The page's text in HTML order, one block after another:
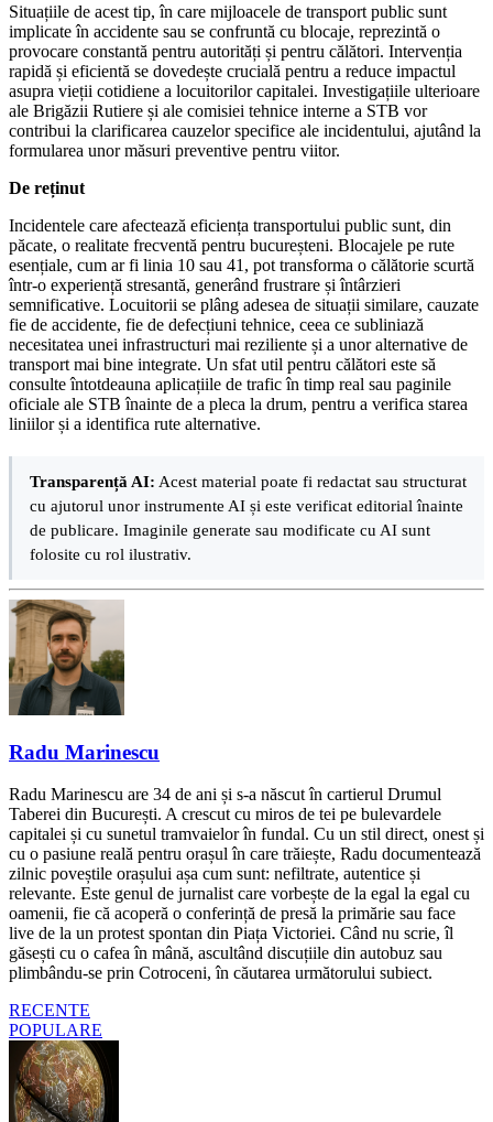
Situațiile de acest tip, în care mijloacele de transport public sunt
implicate în accidente sau se confruntă cu blocaje, reprezintă o
provocare constantă pentru autorități și pentru călători. Intervenția
rapidă și eficientă se dovedește crucială pentru a reduce impactul
asupra vieții cotidiene a locuitorilor capitalei. Investigațiile ulterioare
ale Brigăzii Rutiere și ale comisiei tehnice interne a STB vor
contribui la clarificarea cauzelor specifice ale incidentului, ajutând la
formularea unor măsuri preventive pentru viitor.
De reținut
Incidentele care afectează eficiența transportului public sunt, din
păcate, o realitate frecventă pentru bucureșteni. Blocajele pe rute
esențiale, cum ar fi linia 10 sau 41, pot transforma o călătorie scurtă
într-o experiență stresantă, generând frustrare și întârzieri
semnificative. Locuitorii se plâng adesea de situații similare, cauzate
fie de accidente, fie de defecțiuni tehnice, ceea ce subliniază
necesitatea unei infrastructuri mai reziliente și a unor alternative de
transport mai bine integrate. Un sfat util pentru călători este să
consulte întotdeauna aplicațiile de trafic în timp real sau paginile
oficiale ale STB înainte de a pleca la drum, pentru a verifica starea
liniilor și a identifica rute alternative.
Transparență AI: Acest material poate fi redactat sau structurat
cu ajutorul unor instrumente AI și este verificat editorial înainte
de publicare. Imaginile generate sau modificate cu AI sunt
folosite cu rol ilustrativ.
Radu Marinescu
Radu Marinescu are 34 de ani și s-a născut în cartierul Drumul
Taberei din București. A crescut cu miros de tei pe bulevardele
capitalei și cu sunetul tramvaielor în fundal. Cu un stil direct, onest și
cu o pasiune reală pentru orașul în care trăiește, Radu documentează
zilnic poveștile orașului așa cum sunt: nefiltrate, autentice și
relevante. Este genul de jurnalist care vorbește de la egal la egal cu
oamenii, fie că acoperă o conferință de presă la primărie sau face
live de la un protest spontan din Piața Victoriei. Când nu scrie, îl
găsești cu o cafea în mână, ascultând discuțiile din autobuz sau
plimbându-se prin Cotroceni, în căutarea următorului subiect.
RECENTE
POPULARE